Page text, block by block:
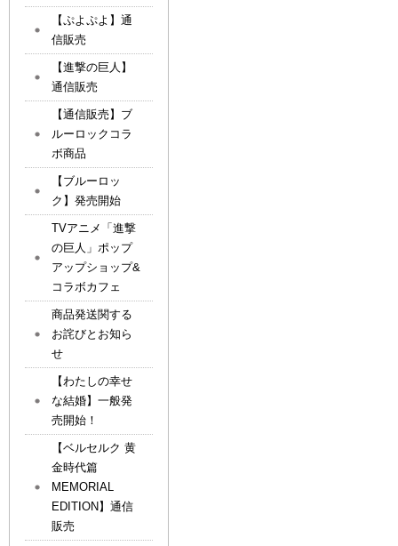
【ぷよぷよ】通
信販売
【進撃の巨人】
通信販売
【通信販売】ブ
ルーロックコラ
ボ商品
【ブルーロッ
ク】発売開始
TVアニメ「進撃
の巨人」ポップ
アップショップ&
コラボカフェ
商品発送関する
お詫びとお知ら
せ
【わたしの幸せ
な結婚】一般発
売開始！
【ベルセルク 黄
金時代篇
MEMORIAL
EDITION】通信
販売